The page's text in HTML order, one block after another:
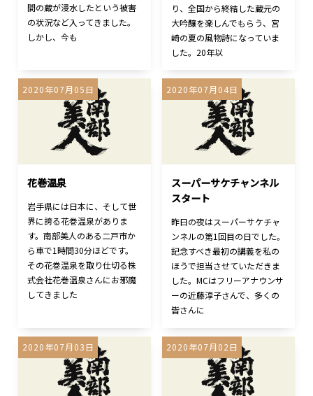
間の蔵が浸水したという被害
の状況など入ってきました。
しかし、今も
り、全国から終結した蔵元の
大吟醸を楽しんでもらう、宮
崎の夏の風物詩になっていま
した。20年以
2020年07月05日
花巻温泉
岩手県には日本に、そして世
界に誇る花巻温泉がありま
す。南部美人のある二戸市か
ら車で1時間30分ほどです。
その花巻温泉を取り仕切る株
式会社花巻温泉さんにお邪魔
してきました
2020年07月04日
スーパーサケチャンネル
スタート
昨日の夜はスーパーサケチャ
ンネルの第1回目の日でした。
記念すべき最初の講義を私の
ほうで担当させていただきま
した。MCはフリーアナウンサ
ーの近藤淳子さんで、多くの
皆さんに
2020年07月03日 2020年07月02日